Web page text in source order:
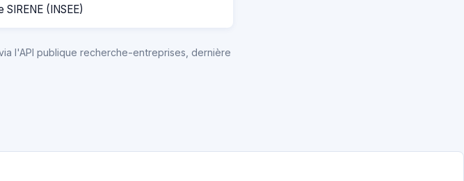
SIRENE (INSEE)
l'API publique recherche-entreprises, dernière